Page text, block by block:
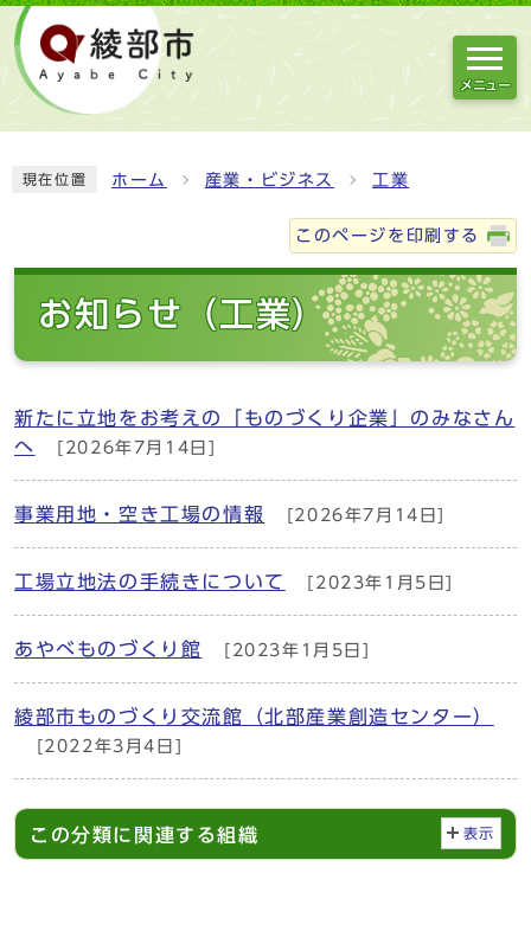
メニュー
現在位置 ホーム 産業・ビジネス 工業
このページを印刷する
お知らせ（工業）
新たに立地をお考えの「ものづくり企業」のみなさん
へ
[2026年7月14日]
事業用地・空き工場の情報 [2026年7月14日]
工場立地法の手続きについて [2023年1月5日]
あやべものづくり館 [2023年1月5日]
綾部市ものづくり交流館（北部産業創造センター）
[2022年3月4日]
この分類に関連する組織 表示